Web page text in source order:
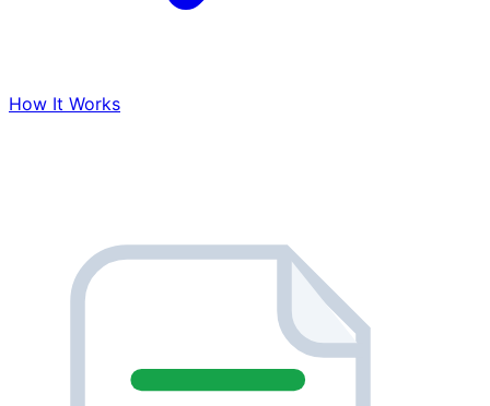
How It Works